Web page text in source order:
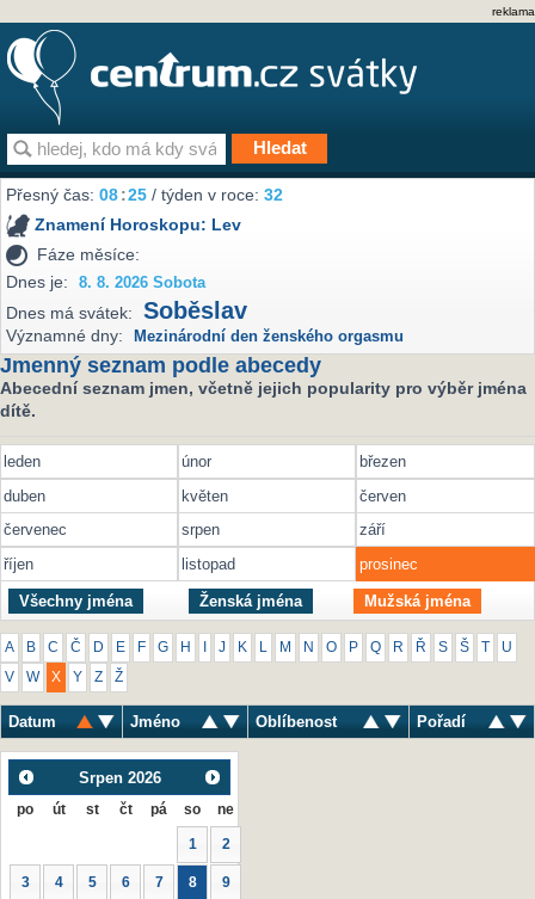
reklama
Přesný čas:08:25 / týden v roce:32
Znamení Horoskopu: Lev
Fáze měsíce:
Dnes je:
8. 8. 2026 Sobota
Dnes má svátek: Soběslav
Významné dny: Mezinárodní den ženského orgasmu
Jmenný seznam podle abecedy
Abecední seznam jmen, včetně jejich popularity pro výběr jména
dítě.
leden únor
březen
duben
květen
červen
červenec
srpen
září
říjen
listopad prosinec
Všechny jména Ženská jména Mužská jména
A B C Č D E F G H J K M N O P Q R Ř S Š U
V W X Y Z Ž
Datum Jméno Oblíbenost Pořadí
Srpen 2026
po út st čt pá so ne
1 2
3 4 5 6 7 8 9